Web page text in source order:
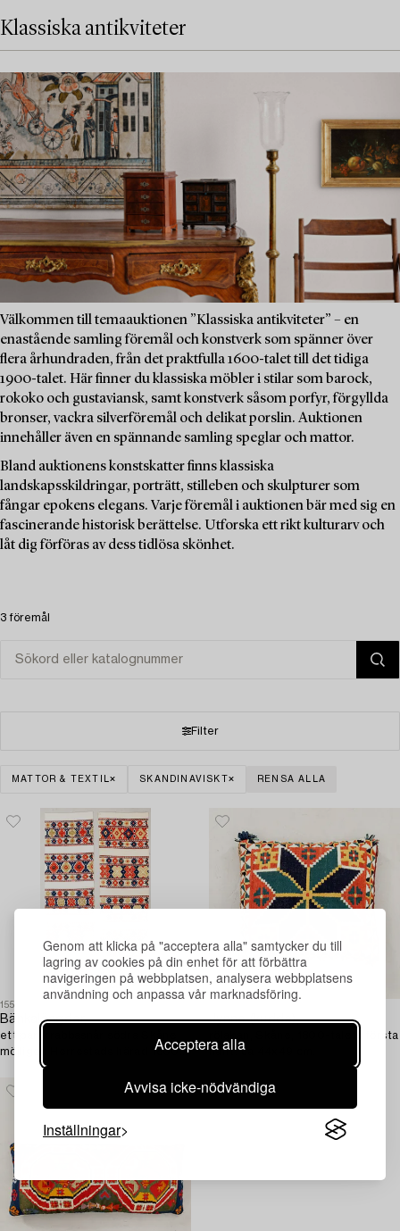
Genom att klicka på "acceptera alla" samtycker du till
lagring av cookies på din enhet för att förbättra
navigeringen på webbplatsen, analysera webbplatsens
användning och anpassa vår marknadsföring.
Acceptera alla
Avvisa icke-nödvändiga
Inställningar
Klassiska antikviteter
Välkommen till temaauktionen ”Klassiska antikviteter” – en
enastående samling föremål och konstverk som spänner över
flera århundraden, från det praktfulla 1600-talet till det tidiga
1900-talet. Här finner du klassiska möbler i stilar som barock,
rokoko och gustaviansk, samt konstverk såsom porfyr, förgyllda
bronser, vackra silverföremål och delikat porslin. Auktionen
innehåller även en spännande samling speglar och mattor.
Bland auktionens konstskatter finns klassiska
landskapsskildringar, porträtt, stilleben och skulpturer som
fångar epokens elegans. Varje föremål i auktionen bär med sig en
fascinerande historisk berättelse. Utforska ett rikt kulturarv och
låt dig förföras av dess tidlösa skönhet.
3 föremål
Filter
MATTOR & TEXTIL SKANDINAVISKT RENSA ALLA
1552124
Bänkalängder,
ett par, krabbasnår södra Skåne
möjligen Herrestads härad 1800-
talets slut ca 185x55 cm samt
184x54 cm.
Jynne (kudde),
rölakan, Skåne, 1800-talets första
hälft. ca 44x49 cm.